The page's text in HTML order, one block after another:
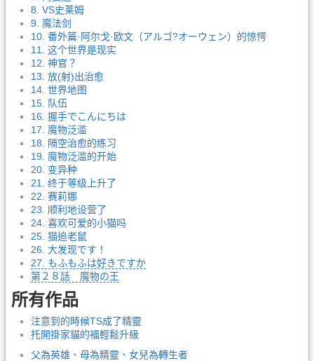
8. VS史莱姆
9. 魔法剑
10. 番外篇·阿尔戈·欧文（アルゴ?オーウェン）的惊愕
11. 这个世界是现实
12. 神官？
13. 放(射)出治愈
14. 世界地图
15. 队伍
16. 握手でこんにちは
17. 魔物泛滥
18. 隔空治愈的练习
19. 魔物泛滥的开始
20. 变异种
21. 终于等级上升了
22. 赛莉娜
23. 顺利地设营了
24. 喜欢可爱的小猫吗
25. 猫追老鼠
26. 大发现です！
27. もふもふは好きですか
第２８話 魔物の王
所有作品
注意到的時候TS成了精靈
托開掛家貓的福輕鬆升級
父為英雄、母為精靈、女兒為轉生者